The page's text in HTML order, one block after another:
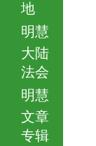
地
明慧
大陆
法会
明慧
文章
专辑